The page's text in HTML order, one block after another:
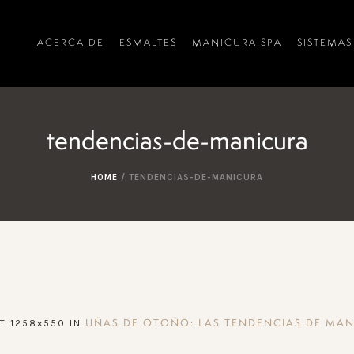
ACERCA DE ESMALTES MANICURA SPA SISTEMAS
tendencias-de-manicura
HOME / TENDENCIAS-DE-MANICURA
1258×550 IN UÑAS DE OTOÑO: LAS TENDENCIAS DE